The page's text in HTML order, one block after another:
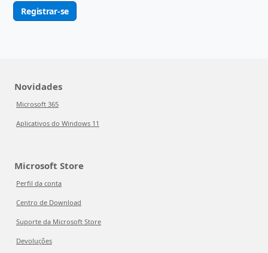
Registrar-se
Novidades
Microsoft 365
Aplicativos do Windows 11
Microsoft Store
Perfil da conta
Centro de Download
Suporte da Microsoft Store
Devoluções